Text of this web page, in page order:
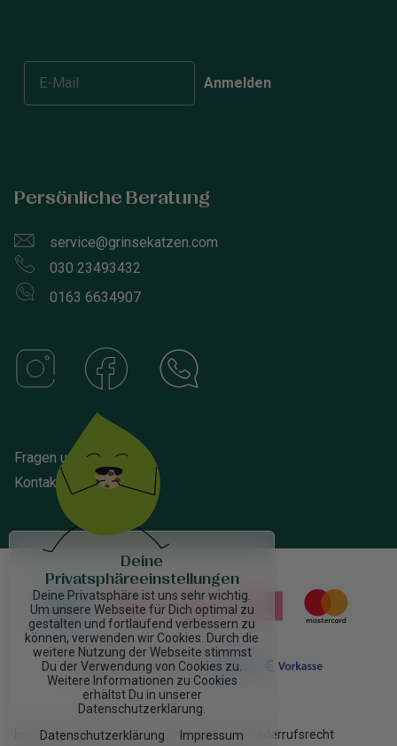
Persönliche Beratung
service@grinsekatzen.com
030 23493432
0163 6634907
Fragen und Antworten
Kontakt
Anmelden
Impressum AGB Datenschutzrichtlinien Widerrufsrecht
Deine
Privatsphäreeinstellungen
Deine Privatsphäre ist uns sehr wichtig.
Um unsere Webseite für Dich optimal zu
gestalten und fortlaufend verbessern zu
können, verwenden wir Cookies. Durch die
weitere Nutzung der Webseite stimmst
Du der Verwendung von Cookies zu.
Weitere Informationen zu Cookies
erhältst Du in unserer
Datenschutzerklärung.
Datenschutzerklärung
Impressum